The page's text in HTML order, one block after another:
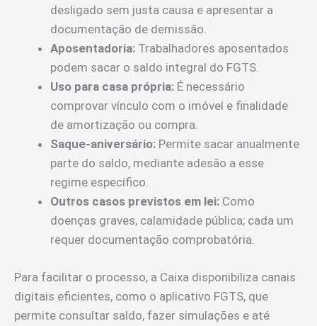
desligado sem justa causa e apresentar a
documentação de demissão.
Aposentadoria: Trabalhadores aposentados
podem sacar o saldo integral do FGTS.
Uso para casa própria: É necessário
comprovar vínculo com o imóvel e finalidade
de amortização ou compra.
Saque-aniversário: Permite sacar anualmente
parte do saldo, mediante adesão a esse
regime específico.
Outros casos previstos em lei: Como
doenças graves, calamidade pública; cada um
requer documentação comprobatória.
Para facilitar o processo, a Caixa disponibiliza canais
digitais eficientes, como o aplicativo FGTS, que
permite consultar saldo, fazer simulações e até